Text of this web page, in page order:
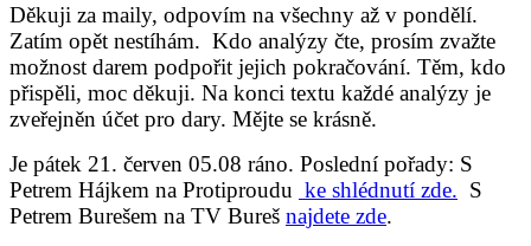
Děkuji za maily, odpovím na všechny až v pondělí.
Zatím opět nestíhám. Kdo analýzy čte, prosím zvažte
možnost darem podpořit jejich pokračování. Těm, kdo
přispěli, moc děkuji. Na konci textu každé analýzy je
zveřejněn účet pro dary. Mějte se krásně.
Je pátek 21. červen 05.08 ráno. Poslední pořady: S
Petrem Hájkem na Protiproudu ke shlédnutí zde. S
Petrem Burešem na TV Bureš najdete zde.